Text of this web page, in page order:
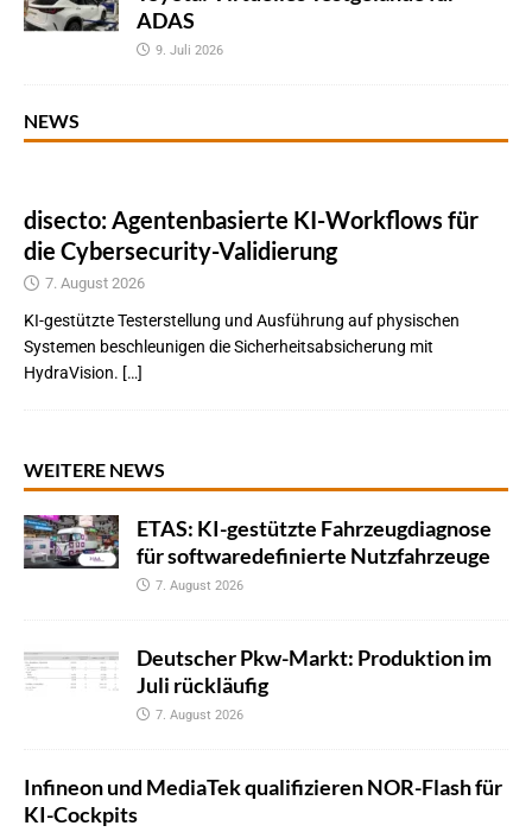
ADAS
9. Juli 2026
NEWS
disecto: Agentenbasierte KI-Workflows für
die Cybersecurity-Validierung
7. August 2026
KI-gestützte Testerstellung und Ausführung auf physischen
Systemen beschleunigen die Sicherheitsabsicherung mit
HydraVision. […]
WEITERE NEWS
ETAS: KI-gestützte Fahrzeugdiagnose
für softwaredefinierte Nutzfahrzeuge
7. August 2026
Deutscher Pkw-Markt: Produktion im
Juli rückläufig
7. August 2026
Infineon und MediaTek qualifizieren NOR-Flash für
KI-Cockpits